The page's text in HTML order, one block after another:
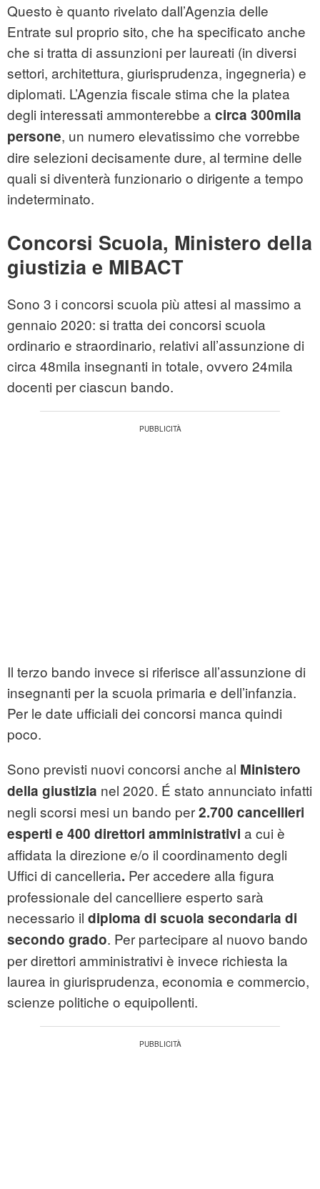
Questo è quanto rivelato dall’Agenzia delle
Entrate sul proprio sito, che ha specificato anche
che si tratta di assunzioni per laureati (in diversi
settori, architettura, giurisprudenza, ingegneria) e
diplomati. L’Agenzia fiscale stima che la platea
degli interessati ammonterebbe a circa 300mila
persone, un numero elevatissimo che vorrebbe
dire selezioni decisamente dure, al termine delle
quali si diventerà funzionario o dirigente a tempo
indeterminato.
Concorsi Scuola, Ministero della
giustizia e MIBACT
Sono 3 i concorsi scuola più attesi al massimo a
gennaio 2020: si tratta dei concorsi scuola
ordinario e straordinario, relativi all’assunzione di
circa 48mila insegnanti in totale, ovvero 24mila
docenti per ciascun bando.
Il terzo bando invece si riferisce all’assunzione di
insegnanti per la scuola primaria e dell’infanzia.
Per le date ufficiali dei concorsi manca quindi
poco.
Sono previsti nuovi concorsi anche al Ministero
della giustizia nel 2020. É stato annunciato infatti
negli scorsi mesi un bando per2.700 cancellieri
esperti e 400 direttori amministrativi a cui è
affidata la direzione e/o il coordinamento degli
Uffici di cancelleria. Per accedere alla figura
professionale del cancelliere esperto sarà
necessario il diploma di scuola secondaria di
secondo grado. Per partecipare al nuovo bando
per direttori amministrativi è invece richiesta la
laurea in giurisprudenza, economia e commercio,
scienze politiche o equipollenti.